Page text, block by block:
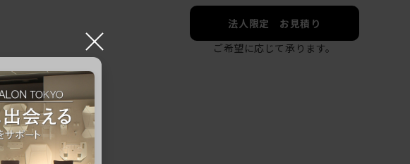
法人限定 お見積り
ご希望に応じて承ります。
×